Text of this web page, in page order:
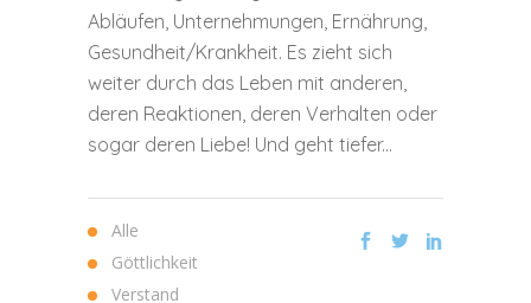
Abläufen, Unternehmungen, Ernährung,
Gesundheit/Krankheit. Es zieht sich
weiter durch das Leben mit anderen,
deren Reaktionen, deren Verhalten oder
sogar deren Liebe! Und geht tiefer...
Alle
Göttlichkeit
Verstand